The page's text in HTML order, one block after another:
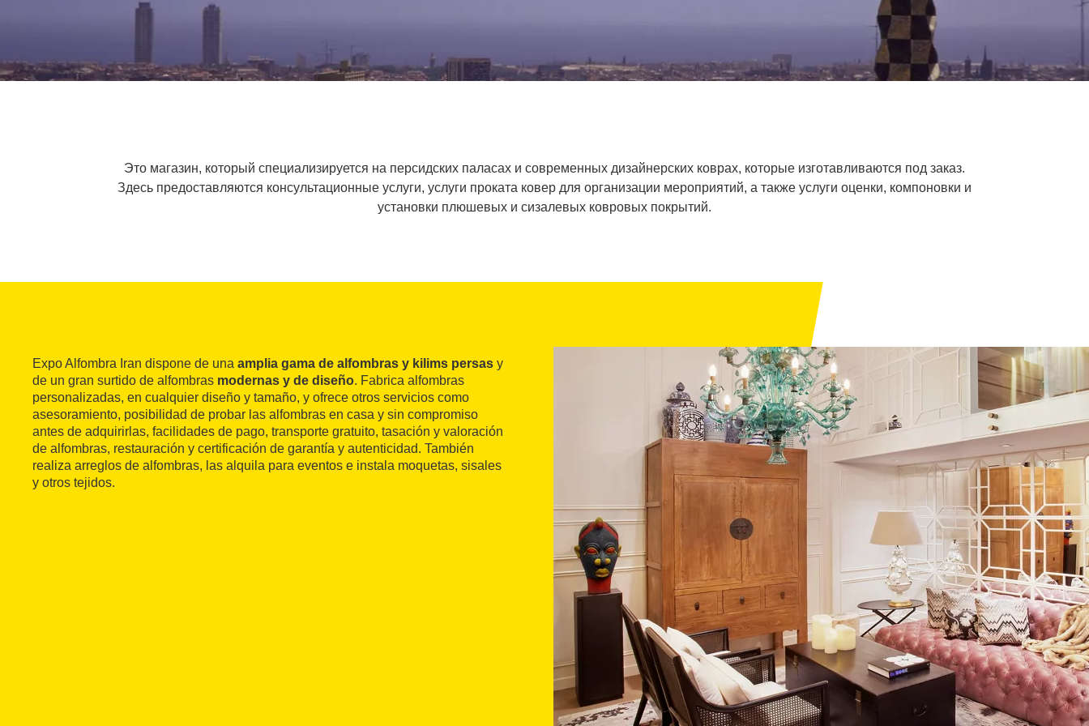
Это магазин, который специализируется на персидских паласах и современных дизайнерских коврах, которые изготавливаются под заказ.
Здесь предоставляются консультационные услуги, услуги проката ковер для организации мероприятий, а также услуги оценки, компоновки и
установки плюшевых и сизалевых ковровых покрытий.
Expo Alfombra Iran dispone de una amplia gama de alfombras y kilims persas y
de un gran surtido de alfombras modernas y de diseño. Fabrica alfombras
personalizadas, en cualquier diseño y tamaño, y ofrece otros servicios como
asesoramiento, posibilidad de probar las alfombras en casa y sin compromiso
antes de adquirirlas, facilidades de pago, transporte gratuito, tasación y valoración
de alfombras, restauración y certificación de garantía y autenticidad. También
realiza arreglos de alfombras, las alquila para eventos e instala moquetas, sisales
y otros tejidos.